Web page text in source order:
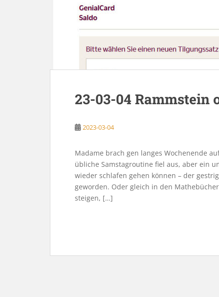
23-03-04 Rammstein
2023-03-04
Madame brach gen langes Wochenende
übliche Samstagroutine fiel aus, aber ein
wieder schlafen gehen können – der
geworden. Oder gleich in den
steigen, […]